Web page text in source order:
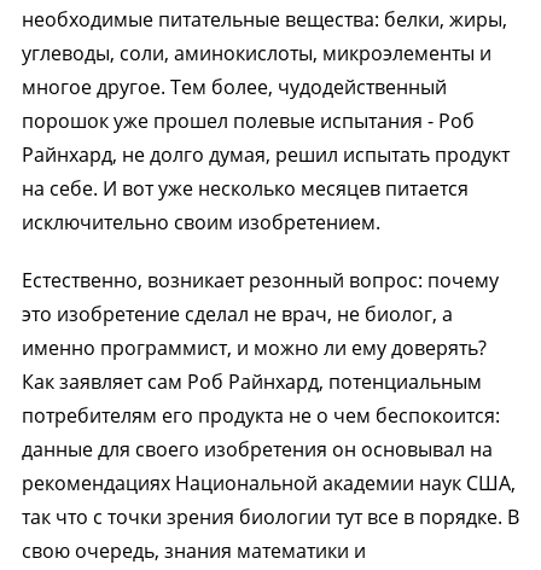
необходимые питательные вещества: белки, жиры,
углеводы, соли, аминокислоты, микроэлементы и
многое другое. Тем более, чудодейственный
порошок уже прошел полевые испытания - Роб
Райнхард, не долго думая, решил испытать продукт
на себе. И вот уже несколько месяцев питается
исключительно своим изобретением.
Естественно, возникает резонный вопрос: почему
это изобретение сделал не врач, не биолог, а
именно программист, и можно ли ему доверять?
Как заявляет сам Роб Райнхард, потенциальным
потребителям его продукта не о чем беспокоится:
данные для своего изобретения он основывал на
рекомендациях Национальной академии наук США,
так что с точки зрения биологии тут все в порядке. В
свою очередь, знания математики и